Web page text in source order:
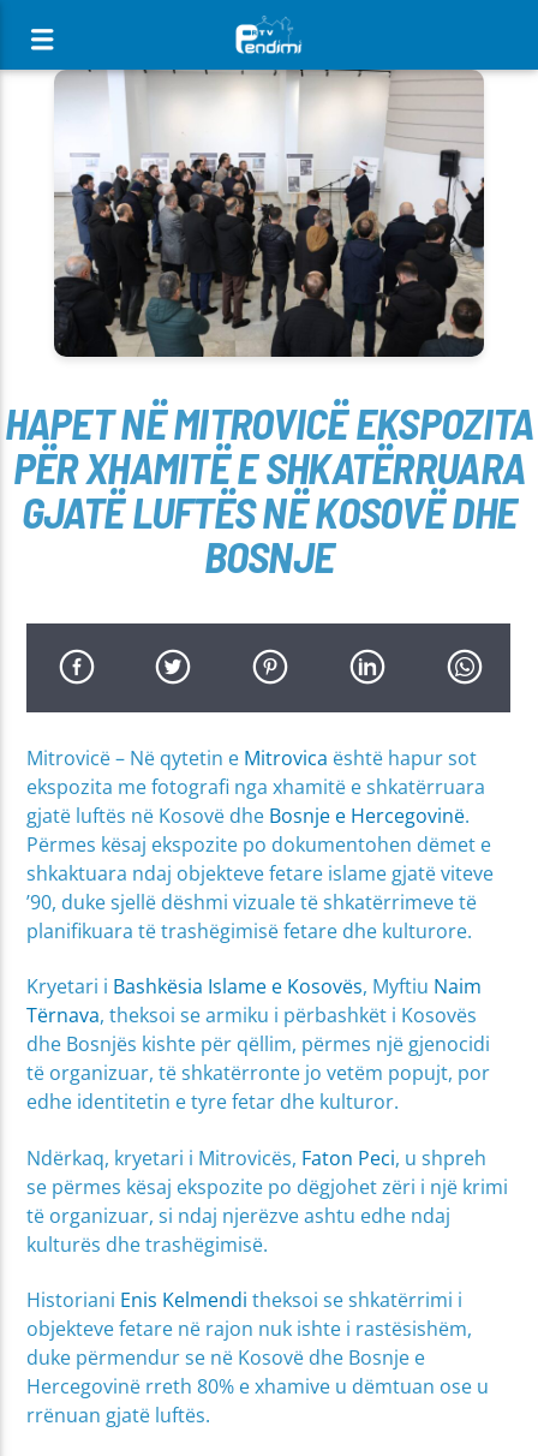
[There are no radio stations in the database]
HAPET NË MITROVICË EKSPOZITA
PËR XHAMITË E SHKATËRRUARA
GJATË LUFTËS NË KOSOVË DHE
BOSNJE
Mitrovicë – Në qytetin e Mitrovica është hapur sot
ekspozita me fotografi nga xhamitë e shkatërruara
gjatë luftës në Kosovë dhe Bosnje e Hercegovinë.
Përmes kësaj ekspozite po dokumentohen dëmet e
shkaktuara ndaj objekteve fetare islame gjatë viteve
’90, duke sjellë dëshmi vizuale të shkatërrimeve të
planifikuara të trashëgimisë fetare dhe kulturore.
Kryetari i Bashkësia Islame e Kosovës, Myftiu Naim
Tërnava, theksoi se armiku i përbashkët i Kosovës
dhe Bosnjës kishte për qëllim, përmes një gjenocidi
të organizuar, të shkatërronte jo vetëm popujt, por
edhe identitetin e tyre fetar dhe kulturor.
Ndërkaq, kryetari i Mitrovicës, Faton Peci, u shpreh
se përmes kësaj ekspozite po dëgjohet zëri i një krimi
të organizuar, si ndaj njerëzve ashtu edhe ndaj
kulturës dhe trashëgimisë.
Historiani Enis Kelmendi theksoi se shkatërrimi i
objekteve fetare në rajon nuk ishte i rastësishëm,
duke përmendur se në Kosovë dhe Bosnje e
Hercegovinë rreth 80% e xhamive u dëmtuan ose u
rrënuan gjatë luftës.